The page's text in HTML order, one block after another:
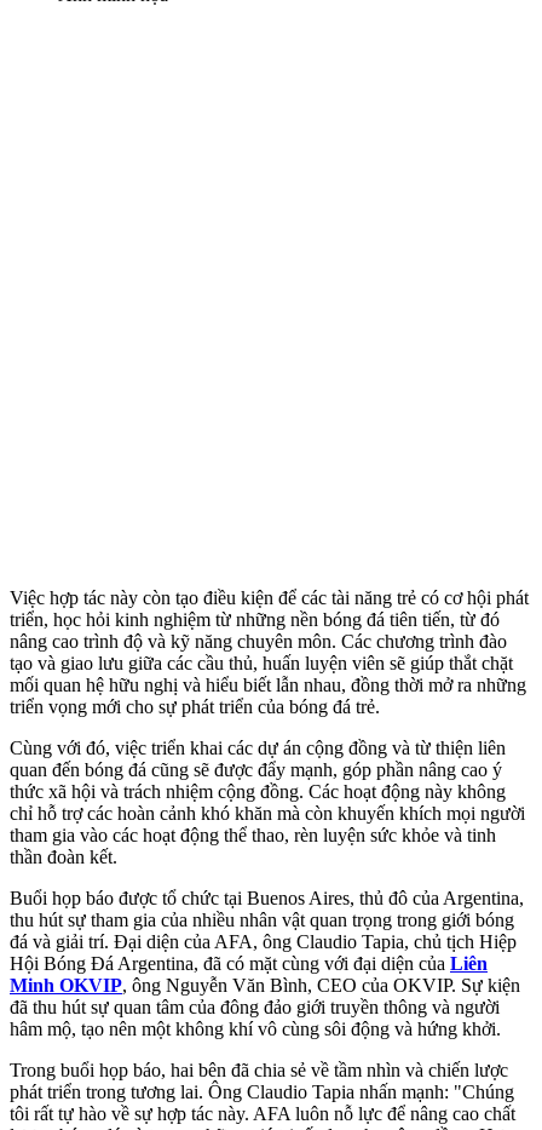
Việc hợp tác này còn tạo điều kiện để các tài năng trẻ có cơ hội phát
triển, học hỏi kinh nghiệm từ những nền bóng đá tiên tiến, từ đó
nâng cao trình độ và kỹ năng chuyên môn. Các chương trình đào
tạo và giao lưu giữa các cầu thủ, huấn luyện viên sẽ giúp thắt chặt
mối quan hệ hữu nghị và hiểu biết lẫn nhau, đồng thời mở ra những
triển vọng mới cho sự phát triển của bóng đá trẻ.
Cùng với đó, việc triển khai các dự án cộng đồng và từ thiện liên
quan đến bóng đá cũng sẽ được đẩy mạnh, góp phần nâng cao ý
thức xã hội và trách nhiệm cộng đồng. Các hoạt động này không
chỉ hỗ trợ các hoàn cảnh khó khăn mà còn khuyến khích mọi người
tham gia vào các hoạt động thể thao, rèn luyện sức khỏe và tinh
thần đoàn kết.
Buổi họp báo được tổ chức tại Buenos Aires, thủ đô của Argentina,
thu hút sự tham gia của nhiều nhân vật quan trọng trong giới bóng
đá và giải trí. Đại diện của AFA, ông Claudio Tapia, chủ tịch Hiệp
Hội Bóng Đá Argentina, đã có mặt cùng với đại diện của Liên
Minh OKVIP, ông Nguyễn Văn Bình, CEO của OKVIP. Sự kiện
đã thu hút sự quan tâm của đông đảo giới truyền thông và người
hâm mộ, tạo nên một không khí vô cùng sôi động và hứng khởi.
Trong buổi họp báo, hai bên đã chia sẻ về tầm nhìn và chiến lược
phát triển trong tương lai. Ông Claudio Tapia nhấn mạnh: "Chúng
tôi rất tự hào về sự hợp tác này. AFA luôn nỗ lực để nâng cao chất